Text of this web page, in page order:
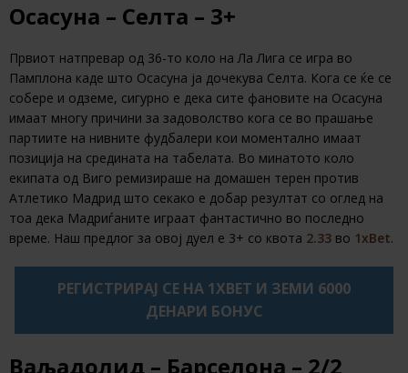
Осасуна – Селта – 3+
Првиот натпревар од 36-то коло на Ла Лига се игра во
Памплона каде што Осасуна ја дочекува Селта. Кога се ќе се
собере и одземе, сигурно е дека сите фановите на Осасуна
имаат многу причини за задоволство кога се во прашање
партиите на нивните фудбалери кои моментално имаат
позиција на средината на табелата. Во минатото коло
екипата од Виго ремизираше на домашен терен против
Атлетико Мадрид што секако е добар резултат со оглед на
тоа дека Мадриѓаните играат фантастично во последно
време. Наш предлог за овој дуел е 3+ со квота 2.33 во 1xBet.
РЕГИСТРИРАЈ СЕ НА 1XBET И ЗЕМИ 6000
ДЕНАРИ БОНУС
Ваљадолид – Барселона – 2/2